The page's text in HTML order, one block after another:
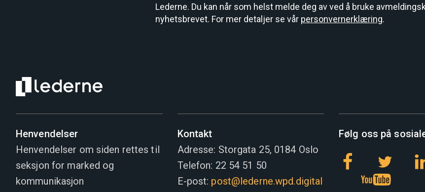
Lederne. Du kan når som helst melde deg av ved å bruke
nyhetsbrevet. For mer detaljer se vår personvernerklæring.
Henvendelser
Henvendelser om siden rettes til
seksjon for marked og
kommunikasjon
Kontakt
Adresse: Storgata 25, 0184 Oslo
Telefon: 22 54 51 50
E-post: post@lederne.wpd.digital
Følg oss på